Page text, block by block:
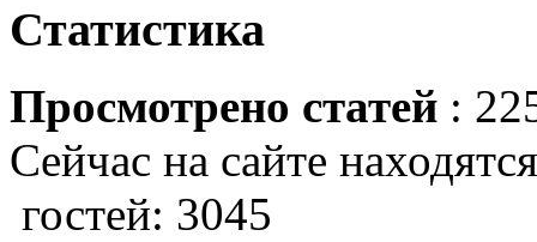
Статистика
Просмотрено статей :
Сейчас на сайте
гостей: 3045